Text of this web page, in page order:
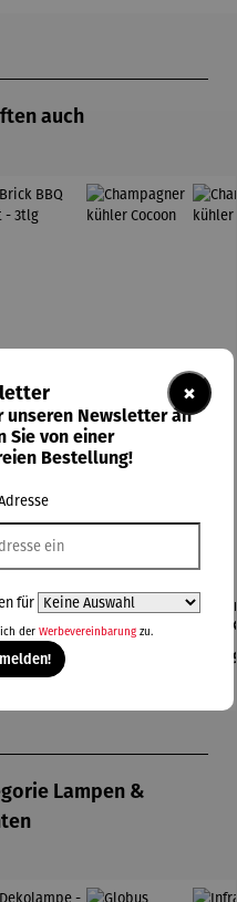
auch
BBQ
Set - 3tlg
Regulärer Preis:
79,00 €
Champagn
erkühler
Cocoon
Lampen &
×
unseren Newsletter an
Sie von einer
Bestellung!
für
der Werbevereinbarungzu.